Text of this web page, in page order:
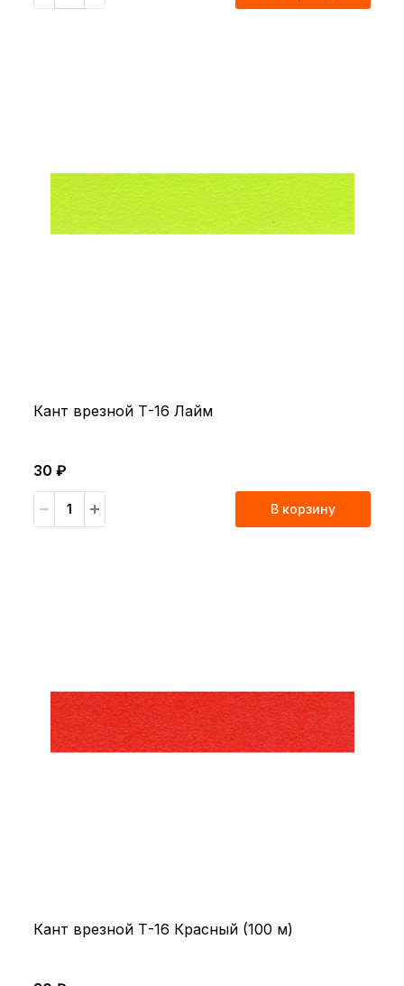
Кант врезной Т-16 Лайм
30 ₽
В корзину
Кант врезной Т-16 Красный (100 м)